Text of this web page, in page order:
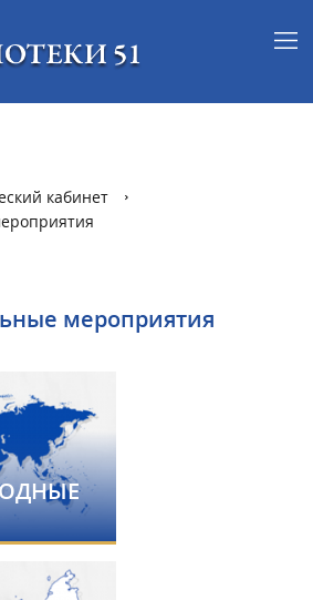
кабинет
мероприятия